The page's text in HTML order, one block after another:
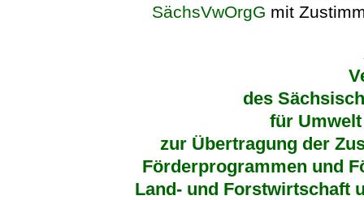
SächsVwOrgG mit
des
für
zur Übertragung der
Förderprogrammen und
Land- und Forstwirtschaft